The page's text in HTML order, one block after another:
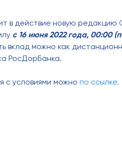
в действие новую редакцию
с 16 июня 2022 года, 00:00
вклад можно как
РосДорБанка.
с условиями можно по ссылке.